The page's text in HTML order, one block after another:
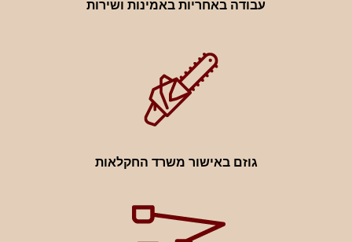
עבודה באחריות באמינות ושירות
גוזם באישור משרד החקלאות